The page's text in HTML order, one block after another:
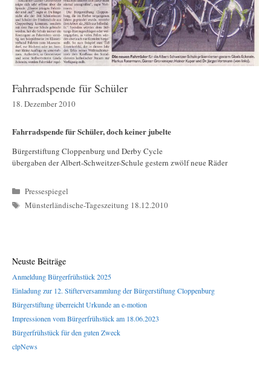
Fahrradspende für Schüler
18. Dezember 2010
Fahrradspende für Schüler, doch keiner jubelte
Bürgerstiftung Cloppenburg und Derby Cycle
übergaben der Albert-Schweitzer-Schule gestern zwölf neue Räder
Kategorien
Pressespiegel
Schlagwörter
Münsterländische-Tageszeitung 18.12.2010
Neuste Beiträge
Anmeldung Bürgerfrühstück 2025
Einladung zur 12. Stifterversammlung der Bürgerstiftung Cloppenburg
Bürgerstiftung überreicht Urkunde an e-motion
Impressionen vom Bürgerfrühstück am 18.06.2023
Bürgerfrühstück für den guten Zweck
clpNews